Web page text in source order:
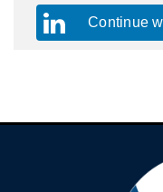
Continue